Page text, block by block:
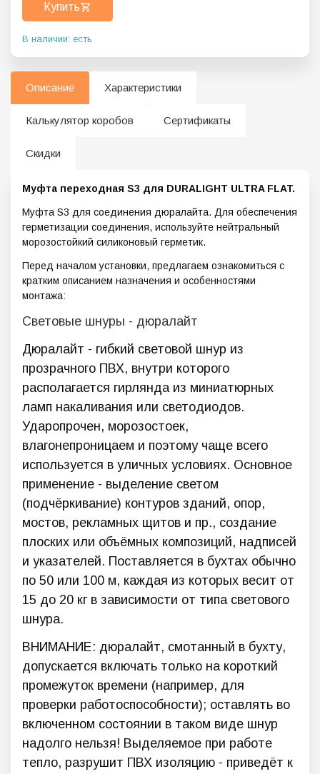
Купить
В наличии: есть
Описание Характеристики
Калькулятор коробов Сертификаты
Скидки
Муфта переходная S3 для DURALIGHT ULTRA FLAT.
Муфта S3 для соединения дюралайта. Для обеспечения
герметизации соединения, используйте нейтральный
морозостойкий силиконовый герметик.
Перед началом установки, предлагаем ознакомиться с
кратким описанием назначения и особенностями
монтажа:
Световые шнуры - дюралайт
Дюралайт - гибкий световой шнур из
прозрачного ПВХ, внутри которого
располагается гирлянда из миниатюрных
ламп накаливания или светодиодов.
Ударопрочен, морозостоек,
влагонепроницаем и поэтому чаще всего
используется в уличных условиях. Основное
применение - выделение светом
(подчёркивание) контуров зданий, опор,
мостов, рекламных щитов и пр., создание
плоских или объёмных композиций, надписей
и указателей. Поставляется в бухтах обычно
по 50 или 100 м, каждая из которых весит от
15 до 20 кг в зависимости от типа светового
шнура.
ВНИМАНИЕ: дюралайт, смотанный в бухту,
допускается включать только на короткий
промежуток времени (например, для
проверки работоспособности); оставлять во
включенном состоянии в таком виде шнур
надолго нельзя! Выделяемое при работе
тепло, разрушит ПВХ изоляцию - приведёт к